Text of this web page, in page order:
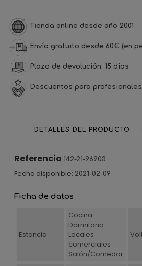
Tienda online desde año 2001
Envío gratuito desde 60€ (en
Plazo de devolución: 15 días
Descuentos para profesionales
DETALLES DEL PRODUCTO
Referencia 142-21-96903
Fecha disponible: 2021-02-09
Ficha de datos
Estancia
Cocina
Dormitorio
Locales
comerciales
Salón/Comedor